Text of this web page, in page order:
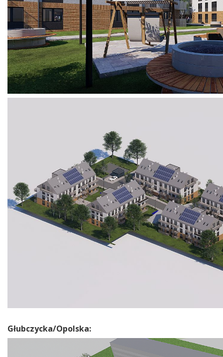
Głubczycka/Opolska: